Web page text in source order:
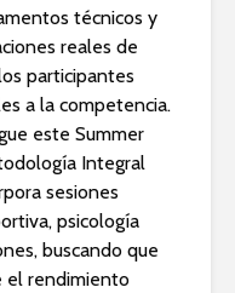
técnicos y
reales de
participantes
a la competencia.
este Summer
Integral
sesiones
psicología
buscando que
el rendimiento